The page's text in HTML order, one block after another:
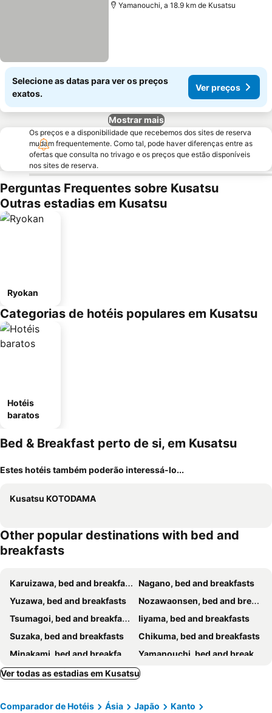
Yamanouchi, a 18.9 km de Kusatsu
Selecione as datas para ver os preços
exatos.
Ver preços
Mostrar mais
Os preços e a disponibilidade que recebemos dos sites de reserva
mudam frequentemente. Como tal, pode haver diferenças entre as
ofertas que consulta no trivago e os preços que estão disponíveis
nos sites de reserva.
Perguntas Frequentes sobre Kusatsu
Outras estadias em Kusatsu
Ryokan
Categorias de hotéis populares em Kusatsu
Hotéis
baratos
Bed & Breakfast perto de si, em Kusatsu
Estes hotéis também poderão interessá-lo...
Kusatsu KOTODAMA
Other popular destinations with bed and
breakfasts
Karuizawa, bed and breakfasts
Nagano, bed and breakfasts
Yuzawa, bed and breakfasts
Nozawaonsen, bed and breakfasts
Tsumagoi, bed and breakfasts
Iiyama, bed and breakfasts
Suzaka, bed and breakfasts
Chikuma, bed and breakfasts
Minakami, bed and breakfasts
Yamanouchi, bed and breakfasts
Shinano, bed and breakfasts
Naganohara, bed and breakfasts
Saku, bed and breakfasts
Miyota, bed and breakfasts
Ver todas as estadias em Kusatsu
Comparador de Hotéis Ásia Japão
Kanto